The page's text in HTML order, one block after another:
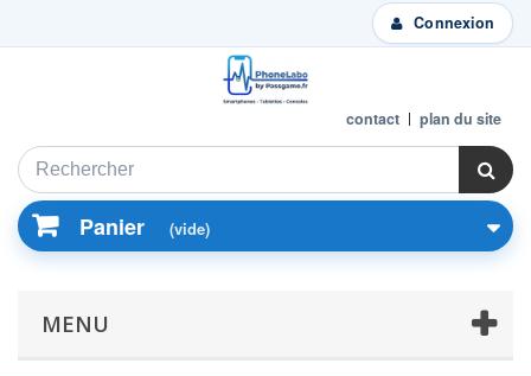
Connexion
contact plan du site
Panier (vide)
MENU